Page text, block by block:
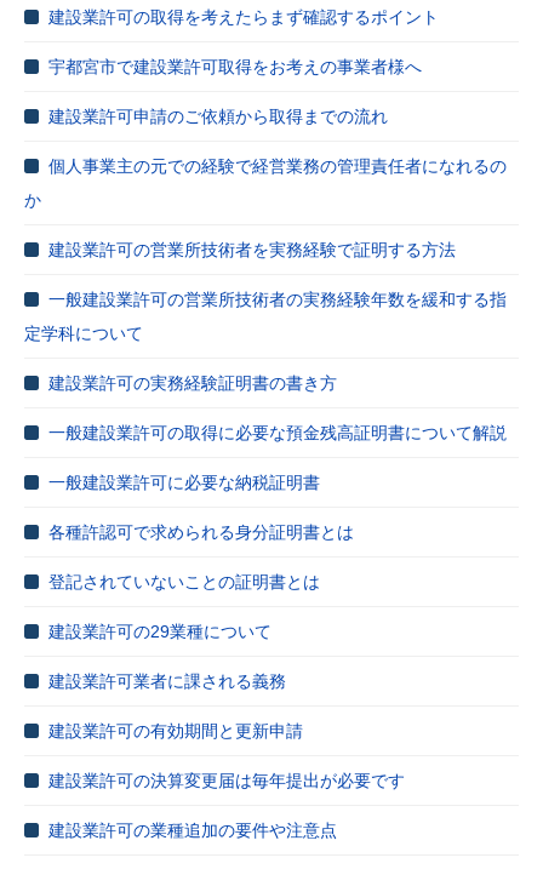
建設業許可の取得を考えたらまず確認するポイント
宇都宮市で建設業許可取得をお考えの事業者様へ
建設業許可申請のご依頼から取得までの流れ
個人事業主の元での経験で経営業務の管理責任者になれるの
か
建設業許可の営業所技術者を実務経験で証明する方法
一般建設業許可の営業所技術者の実務経験年数を緩和する指
定学科について
建設業許可の実務経験証明書の書き方
一般建設業許可の取得に必要な預金残高証明書について解説
一般建設業許可に必要な納税証明書
各種許認可で求められる身分証明書とは
登記されていないことの証明書とは
建設業許可の29業種について
建設業許可業者に課される義務
建設業許可の有効期間と更新申請
建設業許可の決算変更届は毎年提出が必要です
建設業許可の業種追加の要件や注意点